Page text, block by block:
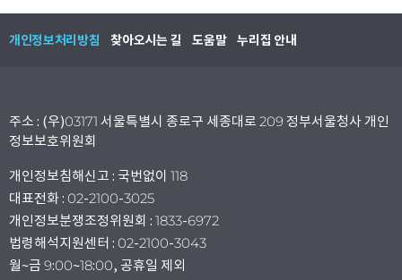
개인정보처리방침 찾아오시는 길 도움말 누리집 안내
주소 : (우)03171 서울특별시 종로구 세종대로 209 정부서울청사 개인
정보보호위원회
개인정보침해신고 : 국번없이 118
대표전화 : 02-2100-3025
개인정보분쟁조정위원회 : 1833-6972
법령해석지원센터 : 02-2100-3043
월~금 9:00~18:00, 공휴일 제외